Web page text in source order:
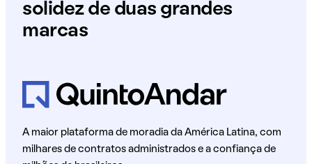
solidez de duas grandes
marcas
A maior plataforma de moradia da América Latina, com
milhares de contratos administrados e a confiança de